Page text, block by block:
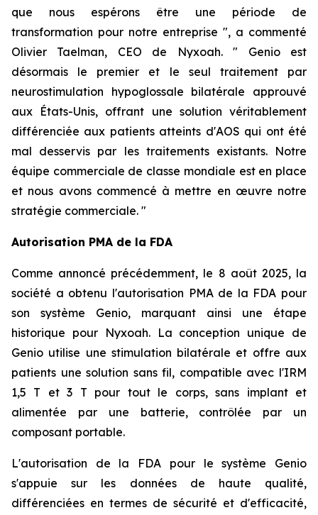
que nous espérons être une période de
transformation pour notre entreprise ", a commenté
Olivier Taelman, CEO de Nyxoah. " Genio est
désormais le premier et le seul traitement par
neurostimulation hypoglossale bilatérale approuvé
aux États-Unis, offrant une solution véritablement
différenciée aux patients atteints d'AOS qui ont été
mal desservis par les traitements existants. Notre
équipe commerciale de classe mondiale est en place
et nous avons commencé à mettre en œuvre notre
stratégie commerciale. "
Autorisation PMA de la FDA
Comme annoncé précédemment, le 8 août 2025, la
société a obtenu l'autorisation PMA de la FDA pour
son système Genio, marquant ainsi une étape
historique pour Nyxoah. La conception unique de
Genio utilise une stimulation bilatérale et offre aux
patients une solution sans fil, compatible avec l'IRM
1,5 T et 3 T pour tout le corps, sans implant et
alimentée par une batterie, contrôlée par un
composant portable.
L'autorisation de la FDA pour le système Genio
s'appuie sur les données de haute qualité,
différenciées en termes de sécurité et d'efficacité,